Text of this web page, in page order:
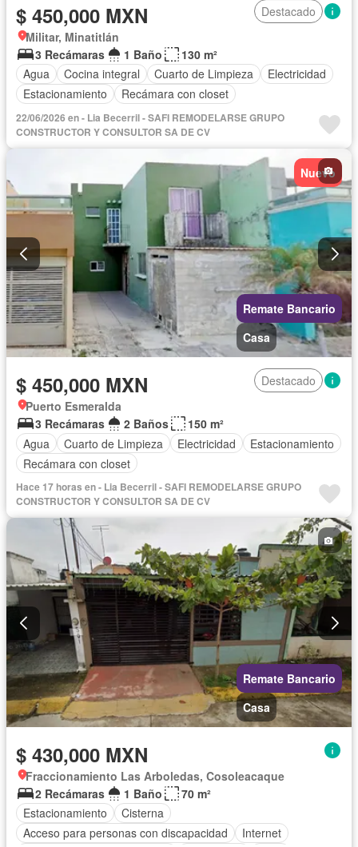
$ 450,000 MXN
Destacado
Militar, Minatitlán
3 Recámaras
1 Baño
130 m²
Agua
Cocina integral Cuarto de Limpieza
Electricidad
Estacionamiento
Recámara con closet
22/06/2026 en - Lia Becerril - SAFI REMODELARSE GRUPO
CONSTRUCTOR Y CONSULTOR SA DE CV
Nuevo
Remate Bancario
Casa
$ 450,000 MXN
Destacado
Puerto Esmeralda
3 Recámaras
2 Baños
150 m²
Agua
Cuarto de Limpieza Electricidad
Estacionamiento
Recámara con closet
Hace 17 horas en - Lia Becerril - SAFI REMODELARSE GRUPO
CONSTRUCTOR Y CONSULTOR SA DE CV
Remate Bancario
Casa
$ 430,000 MXN
Fraccionamiento Las Arboledas, Cosoleacaque
2 Recámaras
1 Baño
70 m²
Estacionamiento
Cisterna
Acceso para personas con discapacidad
Internet